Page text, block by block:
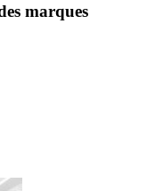
marques